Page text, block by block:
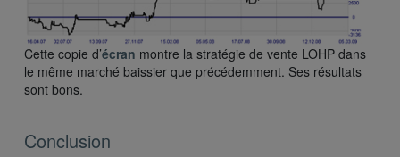
Cette copie d’écran montre la stratégie de vente LOHP dans
le même marché baissier que précédemment. Ses résultats
sont bons.
Conclusion